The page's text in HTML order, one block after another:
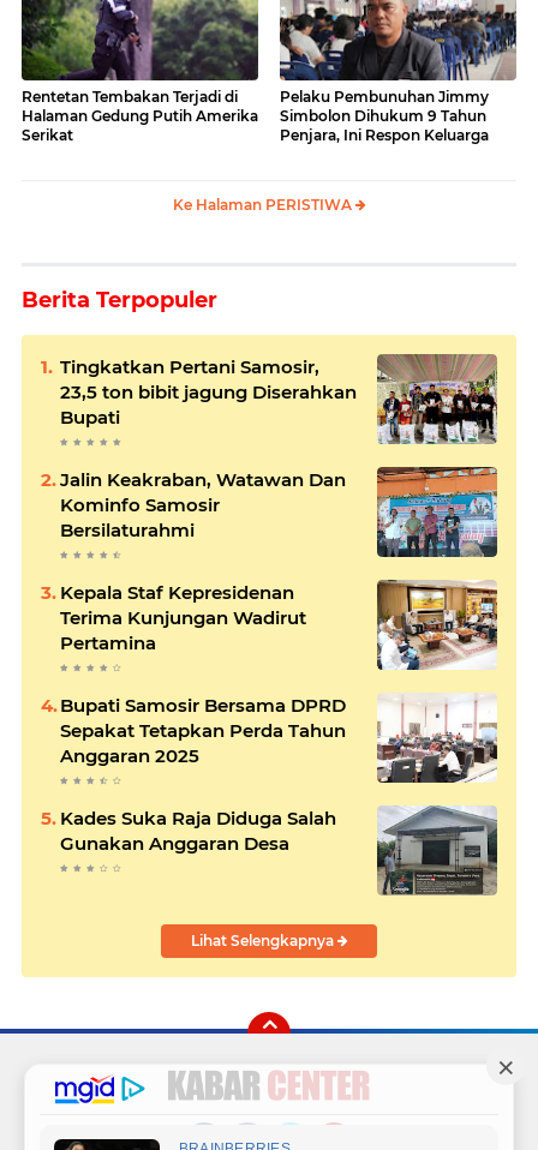
Rentetan Tembakan Terjadi di
Halaman Gedung Putih Amerika
Serikat
Pelaku Pembunuhan Jimmy
Simbolon Dihukum 9 Tahun
Penjara, Ini Respon Keluarga
Ke Halaman PERISTIWA
Berita Terpopuler
Tingkatkan Pertani Samosir,
23,5 ton bibit jagung Diserahkan
Bupati
Jalin Keakraban, Watawan Dan
Kominfo Samosir
Bersilaturahmi
Kepala Staf Kepresidenan
Terima Kunjungan Wadirut
Pertamina
Bupati Samosir Bersama DPRD
Sepakat Tetapkan Perda Tahun
Anggaran 2025
Kades Suka Raja Diduga Salah
Gunakan Anggaran Desa
Lihat Selengkapnya